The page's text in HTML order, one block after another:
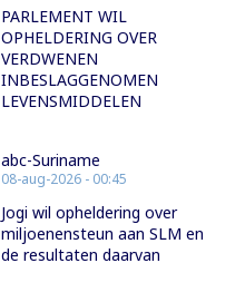
PARLEMENT WIL
OPHELDERING OVER
VERDWENEN
INBESLAGGENOMEN
LEVENSMIDDELEN
abc-Suriname
08-aug-2026 - 00:45
Jogi wil opheldering over
miljoenensteun aan SLM en
de resultaten daarvan